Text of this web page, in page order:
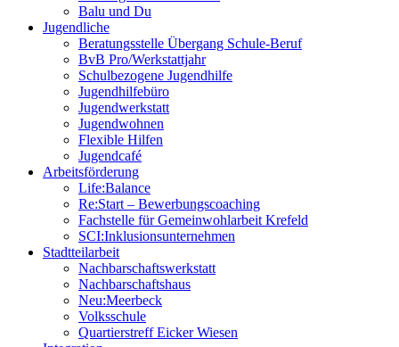
Balu und Du
Jugendliche
Beratungsstelle Übergang Schule-Beruf
BvB Pro/Werkstattjahr
Schulbezogene Jugendhilfe
Jugendhilfebüro
Jugendwerkstatt
Jugendwohnen
Flexible Hilfen
Jugendcafé
Arbeitsförderung
Life:Balance
Re:Start – Bewerbungscoaching
Fachstelle für Gemeinwohlarbeit Krefeld
SCI:Inklusionsunternehmen
Stadtteilarbeit
Nachbarschaftswerkstatt
Nachbarschaftshaus
Neu:Meerbeck
Volksschule
Quartierstreff Eicker Wiesen